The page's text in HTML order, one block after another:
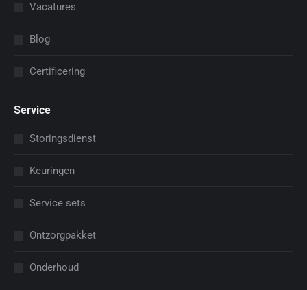
Vacatures
Blog
Certificering
Service
Storingsdienst
Keuringen
Service sets
Ontzorgpakket
Onderhoud